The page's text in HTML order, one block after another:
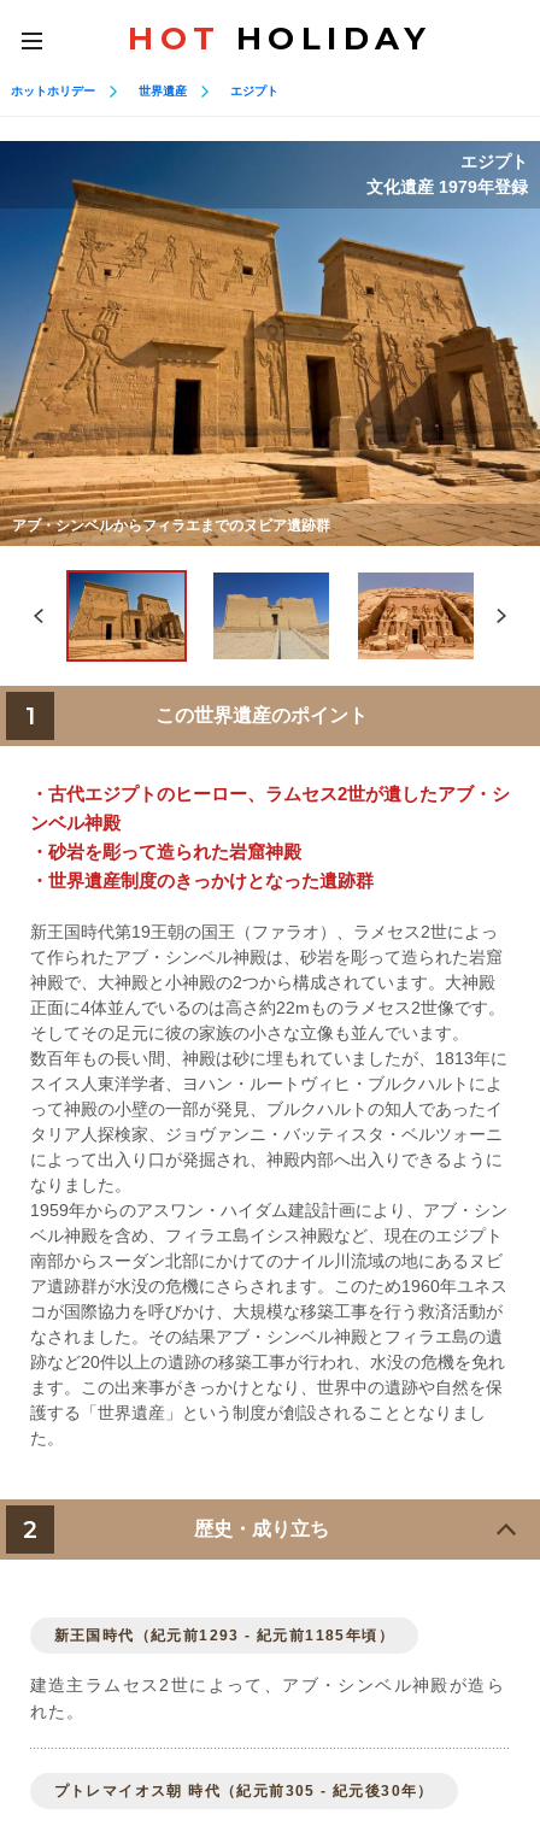
toggle
navigation
HOT HOLIDAY
ホットホリデー 世界遺産 エジプト
アブ・シンベルからフィラエまでのヌビア遺跡群
エジプト
文化遺産 1979年登録
1 この世界遺産のポイント
・古代エジプトのヒーロー、ラムセス2世が遺したアブ・シ
ンベル神殿
・砂岩を彫って造られた岩窟神殿
・世界遺産制度のきっかけとなった遺跡群
新王国時代第19王朝の国王（ファラオ）、ラメセス2世によっ
て作られたアブ・シンベル神殿は、砂岩を彫って造られた岩窟
神殿で、大神殿と小神殿の2つから構成されています。大神殿
正面に4体並んでいるのは高さ約22mものラメセス2世像です。
そしてその足元に彼の家族の小さな立像も並んでいます。
数百年もの長い間、神殿は砂に埋もれていましたが、1813年に
スイス人東洋学者、ヨハン・ルートヴィヒ・ブルクハルトによ
って神殿の小壁の一部が発見、ブルクハルトの知人であったイ
タリア人探検家、ジョヴァンニ・バッティスタ・ベルツォーニ
によって出入り口が発掘され、神殿内部へ出入りできるように
なりました。
1959年からのアスワン・ハイダム建設計画により、アブ・シン
ベル神殿を含め、フィラエ島イシス神殿など、現在のエジプト
南部からスーダン北部にかけてのナイル川流域の地にあるヌビ
ア遺跡群が水没の危機にさらされます。このため1960年ユネス
コが国際協力を呼びかけ、大規模な移築工事を行う救済活動が
なされました。その結果アブ・シンベル神殿とフィラエ島の遺
跡など20件以上の遺跡の移築工事が行われ、水没の危機を免れ
ます。この出来事がきっかけとなり、世界中の遺跡や自然を保
護する「世界遺産」という制度が創設されることとなりまし
た。
2 歴史・成り立ち
新王国時代（紀元前1293 - 紀元前1185年頃）
建造主ラムセス2世によって、アブ・シンベル神殿が造ら
れた。
プトレマイオス朝 時代（紀元前305 - 紀元後30年）